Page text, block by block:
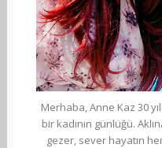
Merhaba, Anne Kaz 30
bir kadının günlüğü.
gezer, sever hayatın